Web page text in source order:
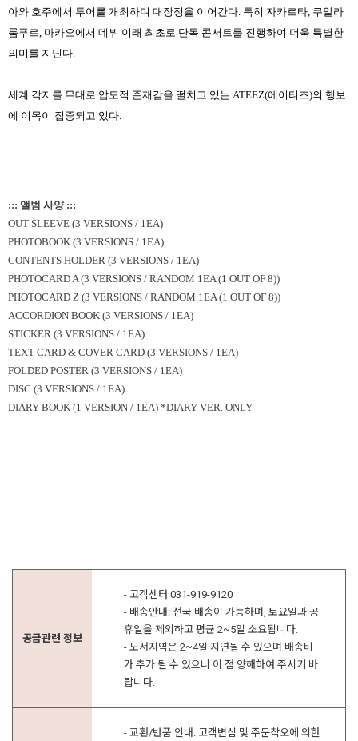
아와 호주에서 투어를 개최하며 대장정을 이어간다. 특히 자카르타, 쿠알라
룸푸르, 마카오에서 데뷔 이래 최초로 단독 콘서트를 진행하여 더욱 특별한
의미를 지닌다.
세계 각지를 무대로 압도적 존재감을 떨치고 있는 ATEEZ(에이티즈)의 행보
에 이목이 집중되고 있다.
::: 앨범 사양 :::
OUT SLEEVE (3 VERSIONS / 1EA)
PHOTOBOOK (3 VERSIONS / 1EA)
CONTENTS HOLDER (3 VERSIONS / 1EA)
PHOTOCARD A (3 VERSIONS / RANDOM 1EA (1 OUT OF 8))
PHOTOCARD Z (3 VERSIONS / RANDOM 1EA (1 OUT OF 8))
ACCORDION BOOK (3 VERSIONS / 1EA)
STICKER (3 VERSIONS / 1EA)
TEXT CARD & COVER CARD (3 VERSIONS / 1EA)
FOLDED POSTER (3 VERSIONS / 1EA)
DISC (3 VERSIONS / 1EA)
DIARY BOOK (1 VERSION / 1EA) *DIARY VER. ONLY
공급관련 정보
- 고객센터 031-919-9120
- 배송안내: 전국 배송이 가능하며, 토요일과 공
휴일을 제외하고 평균 2~5일 소요됩니다.
- 도서지역은 2~4일 지연될 수 있으며 배송비
가 추가 될 수 있으니 이 점 양해하여 주시기 바
랍니다.
- 교환/반품 안내: 고객변심 및 주문착오에 의한